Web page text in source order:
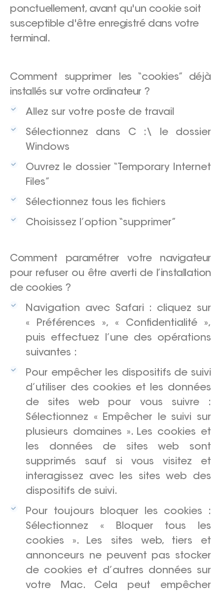
ponctuellement, avant qu'un cookie soit
susceptible d'être enregistré dans votre
terminal.
Comment supprimer les “cookies” déjà
installés sur votre ordinateur ?
Allez sur votre poste de travail
Sélectionnez dans C :\ le dossier
Windows
Ouvrez le dossier “Temporary Internet
Files”
Sélectionnez tous les fichiers
Choisissez l’option “supprimer”
Comment paramétrer votre navigateur
pour refuser ou être averti de l’installation
de cookies ?
Navigation avec Safari : cliquez sur
« Préférences », « Confidentialité »,
puis effectuez l’une des opérations
suivantes :
Pour empêcher les dispositifs de suivi
d’utiliser des cookies et les données
de sites web pour vous suivre :
Sélectionnez « Empêcher le suivi sur
plusieurs domaines ». Les cookies et
les données de sites web sont
supprimés sauf si vous visitez et
interagissez avec les sites web des
dispositifs de suivi.
Pour toujours bloquer les cookies :
Sélectionnez « Bloquer tous les
cookies ». Les sites web, tiers et
annonceurs ne peuvent pas stocker
de cookies et d’autres données sur
votre Mac. Cela peut empêcher